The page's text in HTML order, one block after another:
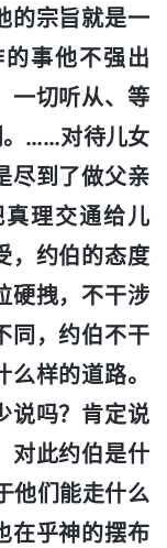
的宗旨就是一
事他不强出
一切听从、等
。……对待儿女
尽到了做父亲
理交通给儿
，约伯的态度
硬拽，不干涉
同，约伯不干
样的道路。
说吗？肯定说
对此约伯是什
他们能走什么
在乎神的摆布